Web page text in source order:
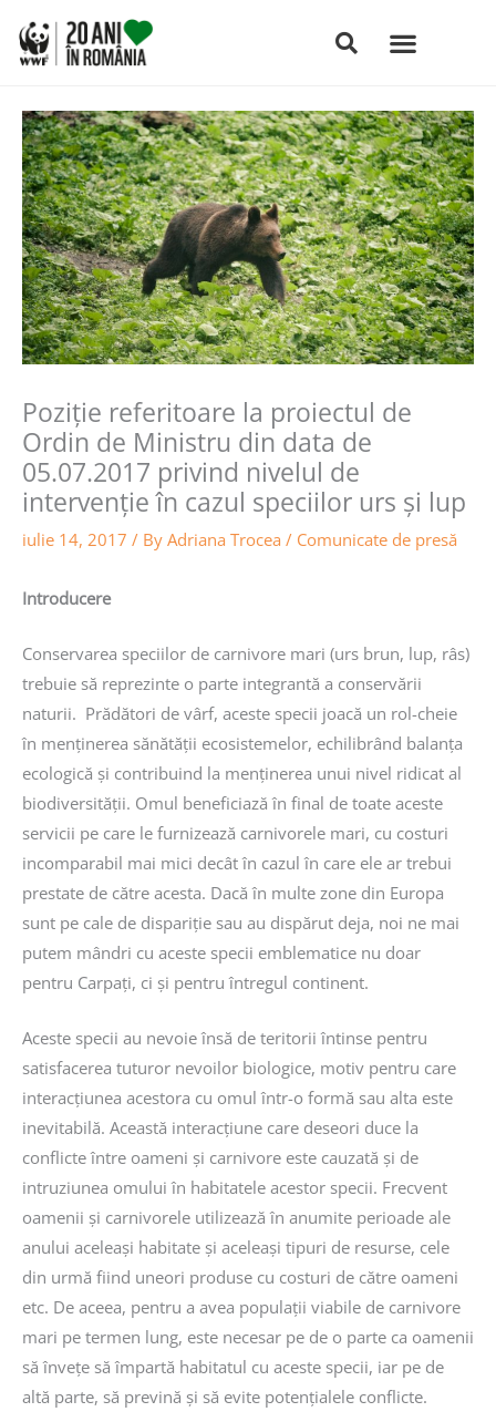
content
Poziţie referitoare la proiectul de
Ordin de Ministru din data de
05.07.2017 privind nivelul de
intervenţie în cazul speciilor urs şi lup
iulie 14, 2017 / By Adriana Trocea / Comunicate de presă
Introducere
Conservarea speciilor de carnivore mari (urs brun, lup, râs)
trebuie să reprezinte o parte integrantă a conservării
naturii. Prădători de vârf, aceste specii joacă un rol-cheie
în menținerea sănătății ecosistemelor, echilibrând balanța
ecologică și contribuind la menținerea unui nivel ridicat al
biodiversității. Omul beneficiază în final de toate aceste
servicii pe care le furnizează carnivorele mari, cu costuri
incomparabil mai mici decât în cazul în care ele ar trebui
prestate de către acesta. Dacă în multe zone din Europa
sunt pe cale de dispariție sau au dispărut deja, noi ne mai
putem mândri cu aceste specii emblematice nu doar
pentru Carpați, ci și pentru întregul continent.
Aceste specii au nevoie însă de teritorii întinse pentru
satisfacerea tuturor nevoilor biologice, motiv pentru care
interacțiunea acestora cu omul într-o formă sau alta este
inevitabilă. Această interacțiune care deseori duce la
conflicte între oameni și carnivore este cauzată și de
intruziunea omului în habitatele acestor specii. Frecvent
oamenii și carnivorele utilizează în anumite perioade ale
anului aceleași habitate și aceleași tipuri de resurse, cele
din urmă fiind uneori produse cu costuri de către oameni
etc. De aceea, pentru a avea populații viabile de carnivore
mari pe termen lung, este necesar pe de o parte ca oamenii
să învețe să împartă habitatul cu aceste specii, iar pe de
altă parte, să prevină și să evite potențialele conflicte.